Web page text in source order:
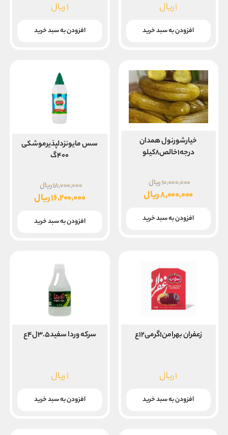
۱ریال
افزودن به سبد خرید
۱ریال
افزودن به سبد خرید
خیارشورنول همدان
درجه۱خالص۸کیلو
۱۰,۰۰۰,۰۰۰ریال
اصلی
بود.
۸,۰۰۰,۰۰۰ریال
فعلی
افزودن به سبد خرید
سس مایونزدلپذیرموشکی
۴۰۰گ
۱۸,۰۰۰,۰۰۰ریال
اصلی
بود.
۱۶,۲۰۰,۰۰۰ریال
فعلی
افزودن به سبد خرید
زعفران بهرامن۱گرمی۱۲ع
۱ریال
افزودن به سبد خرید
سرکه وردا سفید۳.۵ل۴ع
۱ریال
افزودن به سبد خرید